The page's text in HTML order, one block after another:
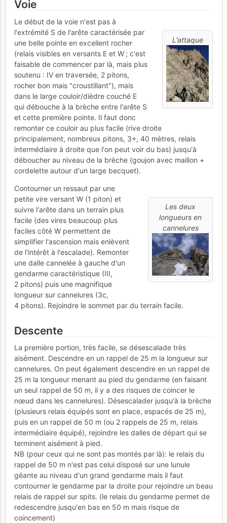
Voie
L'attaque
Le début de la voie n'est pas à
l'extrémité S de l'arête caractérisée par
une belle pointe en excellent rocher
(relais visibles en versants E et W ; c'est
faisable de commencer par là, mais plus
soutenu : IV en traversée, 2 pitons,
rocher bon mais "croustillant"), mais
dans le large couloir/dièdre couché E
qui débouche à la brèche entre l'arête S
et cette première pointe. Il faut donc
remonter ce couloir au plus facile (rive droite
principalement, nombreux pitons, 3+, 40 mètres, relais
intermédiaire à droite que l'on peut voir du bas) jusqu'à
déboucher au niveau de la brèche (goujon avec maillon +
cordelette autour d'un large becquet).
Les deux
longueurs en
cannelures
Contourner un ressaut par une
petite vire versant W (1 piton) et
suivre l'arête dans un terrain plus
facile (des vires beaucoup plus
faciles côté W permettent de
simplifier l'ascension mais enlèvent
de l'intérêt à l'escalade). Remonter
une dalle cannelée à gauche d'un
gendarme caractéristique (III,
2 pitons) puis une magnifique
longueur sur cannelures (3c,
4 pitons). Rejoindre le sommet par du terrain facile.
Descente
La première portion, très facile, se désescalade très
aisément. Descendre en un rappel de 25 m la longueur sur
cannelures. On peut également descendre en un rappel de
25 m la longueur menant au pied du gendarme (en faisant
un seul rappel de 50 m, il y a des risques de coincer le
nœud dans les cannelures). Désescalader jusqu'à la brèche
(plusieurs relais équipés sont en place, espacés de 25 m),
puis en un rappel de 50 m (ou 2 rappels de 25 m, relais
intermédiaire équipé), rejoindre les dalles de départ qui se
terminent aisément à pied.
NB (pour ceux qui ne sont pas montés par là): le relais du
rappel de 50 m n'est pas celui disposé sur une lunule
géante au niveau d'un grand gendarme mais il faut
contourner le gendarme par la droite pour rejoindre un beau
relais de rappel sur spits. (le relais du gendarme permet de
redescendre jusqu'en bas en 50 m mais risque de
coincement)